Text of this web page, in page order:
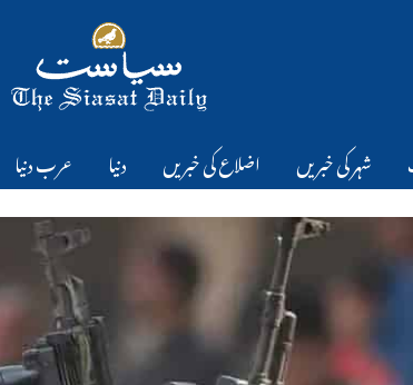
شہر کی خبریں اضلاع کی خبریں دنیا عرب دنیا